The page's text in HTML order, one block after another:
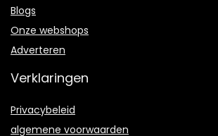
Blogs
Onze webshops
Adverteren
Verklaringen
Privacybeleid
algemene voorwaarden